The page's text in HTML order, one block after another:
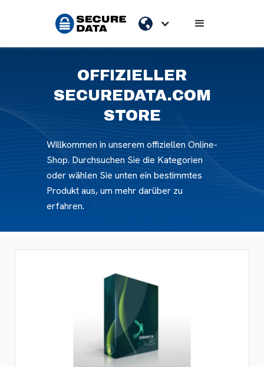
OFFIZIELLER
SECUREDATA.COM
STORE
Willkommen in unserem offiziellen Online-
Shop. Durchsuchen Sie die Kategorien
oder wählen Sie unten ein bestimmtes
Produkt aus, um mehr darüber zu
erfahren.